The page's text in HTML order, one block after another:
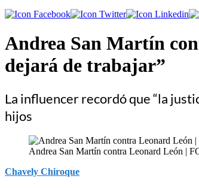
Andrea San Martín
dejará de trabajar”
La influencer recordó que “la
hijos
Andrea San Martín contra Leonard León |
Chavely Chiroque